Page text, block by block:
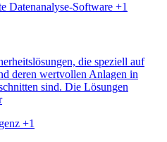
Datenanalyse-Software +1
die speziell auf
deren wertvollen Anlagen in
sind. Die Lösungen
+1